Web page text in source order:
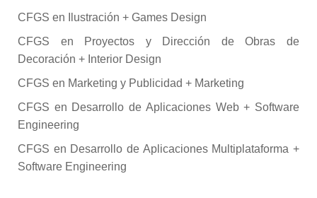
CFGS en Ilustración + Games Design
CFGS en Proyectos y Dirección de Obras de
Decoración + Interior Design
CFGS en Marketing y Publicidad + Marketing
CFGS en Desarrollo de Aplicaciones Web + Software
Engineering
CFGS en Desarrollo de Aplicaciones Multiplataforma +
Software Engineering